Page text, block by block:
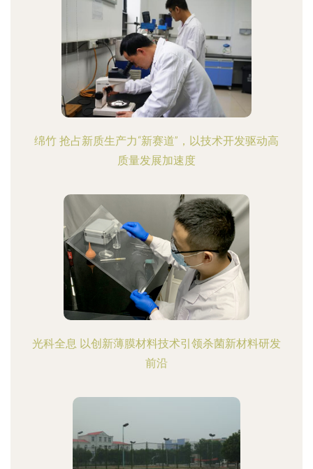
绵竹 抢占新质生产力“新赛道”，以技术开发驱动高
质量发展加速度
光科全息 以创新薄膜材料技术引领杀菌新材料研发
前沿